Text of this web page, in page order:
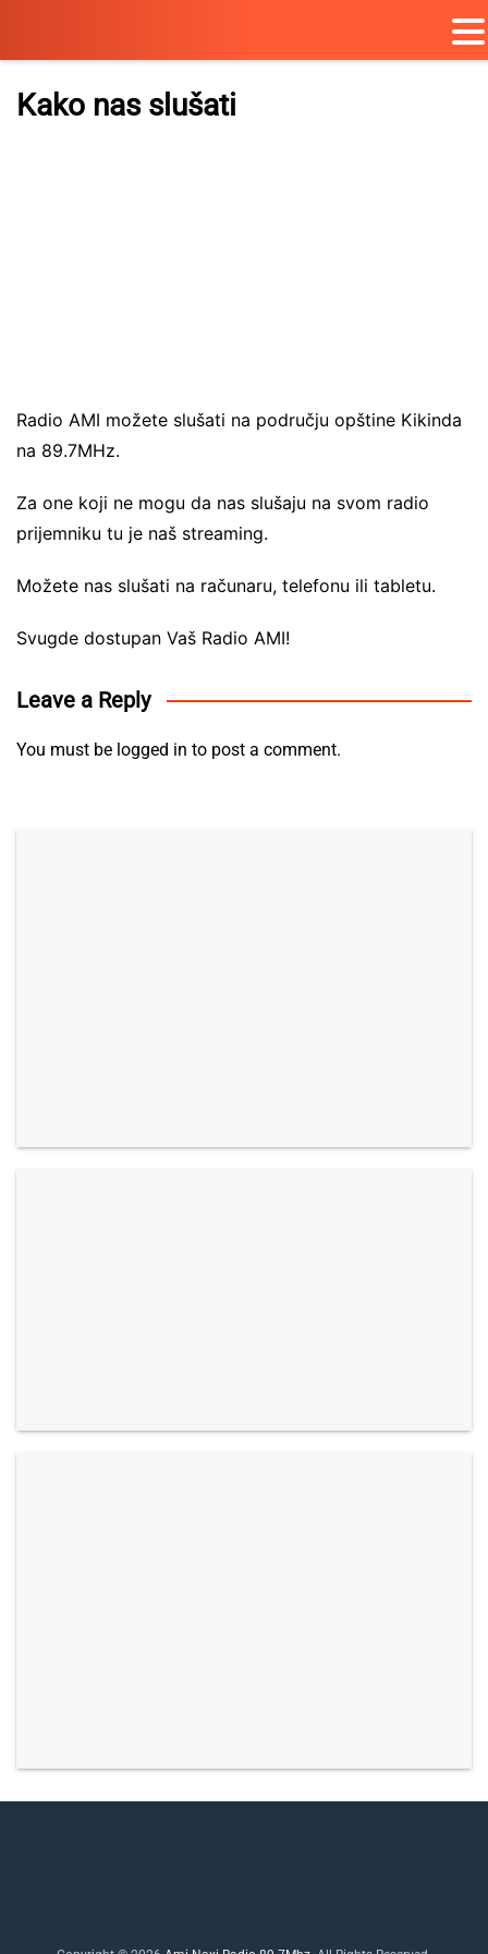
Skip
content
Kako nas slušati
Radio AMI možete slušati na području opštine Kikinda
na 89.7MHz.
Za one koji ne mogu da nas slušaju na svom radio
prijemniku tu je naš streaming.
Možete nas slušati na računaru, telefonu ili tabletu.
Svugde dostupan Vaš Radio AMI!
Leave a Reply
You must be logged in to post a comment.